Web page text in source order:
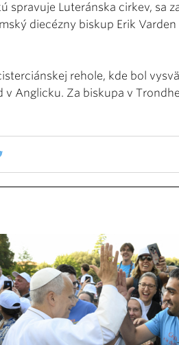
Luteránska cirkev, sa
diecézny biskup Erik Varden
rehole, kde bol
v Anglicku. Za biskupa v